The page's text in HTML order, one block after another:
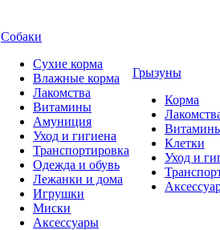
Собаки
Сухие корма
Влажные корма
Лакомства
Витамины
Амуниция
Уход и гигиена
Транспортировка
Одежда и обувь
Лежанки и дома
Игрушки
Миски
Аксессуары
Грызуны
Корма
Клетки
Уход и